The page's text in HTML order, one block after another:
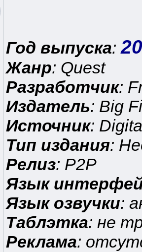
Год выпуска:
Жанр: Quest
Разработчик:
Издатель: Big
Источник:
Тип издания:
Релиз: P2P
Язык
Язык озвучки:
Таблэтка: не
Реклама: